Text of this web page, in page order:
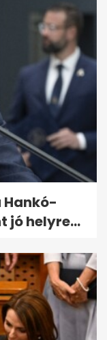
Hankó-
jó helyre...